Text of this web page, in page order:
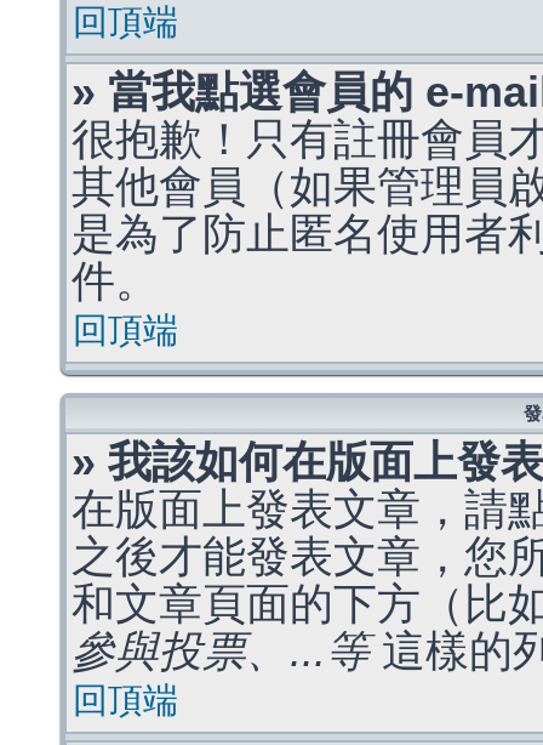
回頂端
» 當我點選會員的 e-
很抱歉！只有註冊會員
其他會員（如果管理員
是為了防止匿名使用者
件。
回頂端
» 我該如何在版面上發
在版面上發表文章，請
之後才能發表文章，您
和文章頁面的下方（比
參與投票、...等這樣的
回頂端